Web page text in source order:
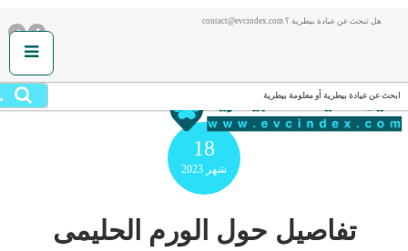
هل تبحث عن عيادة بيطرية ؟ contact@evcindex.com
ابحث عن عيادة بيطرية أو معلومة بيطرية
18
شهر 2023
تفاصيل حول الورم الحليمى